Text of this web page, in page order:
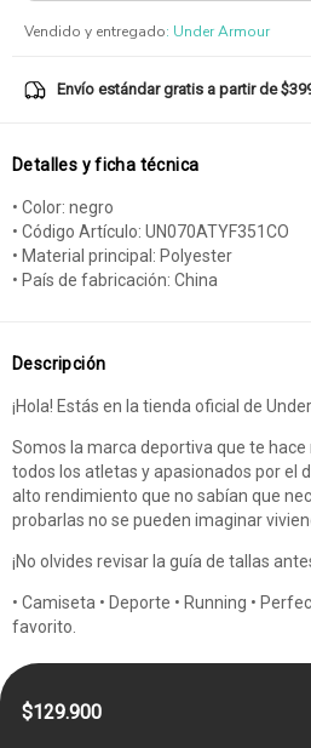
Vendido y entregado: Under Armour
Envío estándar gratis a partir de
Detalles y ficha técnica
• Color: negro
• Código Artículo: UN070ATYF351CO
• Material principal: Polyester
• País de fabricación: China
Descripción
¡Hola! Estás en la tienda oficial de
Somos la marca deportiva que te hace
todos los atletas y apasionados por el
alto rendimiento que no sabían que
probarlas no se pueden imaginar
¡No olvides revisar la guía de tallas
• Camiseta • Deporte • Running •
favorito.
$129.900